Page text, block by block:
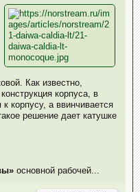
Как известно,
корпуса, в
корпусу, а ввинчивается
решение дает катушке
основной рабочей...